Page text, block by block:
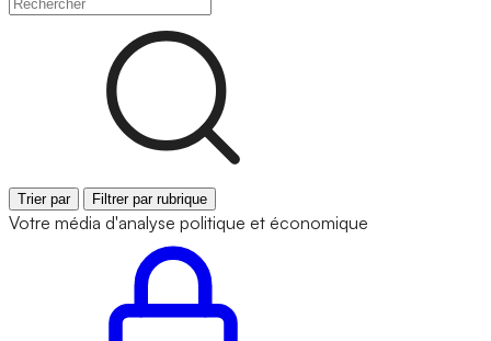
Trier par Filtrer par rubrique
Votre média d'analyse politique et économique